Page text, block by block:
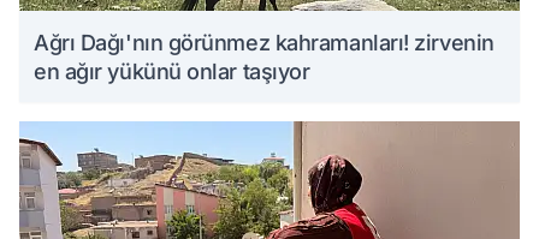
Ağrı Dağı'nın görünmez kahramanları! zirvenin
en ağır yükünü onlar taşıyor